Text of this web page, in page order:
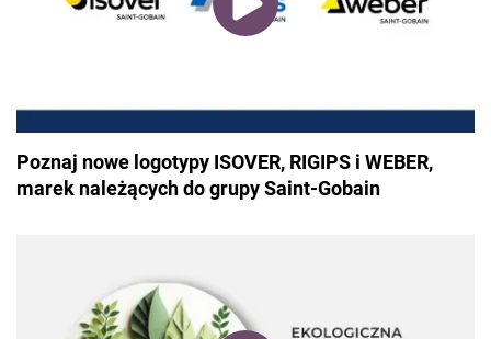
Poznaj nowe logotypy ISOVER, RIGIPS i WEBER,
marek należących do grupy Saint-Gobain